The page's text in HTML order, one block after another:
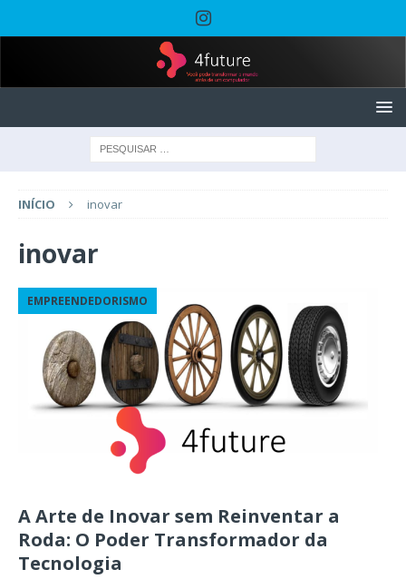
INÍCIO inovar
inovar
EMPREENDEDORISMO
A Arte de Inovar sem Reinventar a
Roda: O Poder Transformador da
Tecnologia